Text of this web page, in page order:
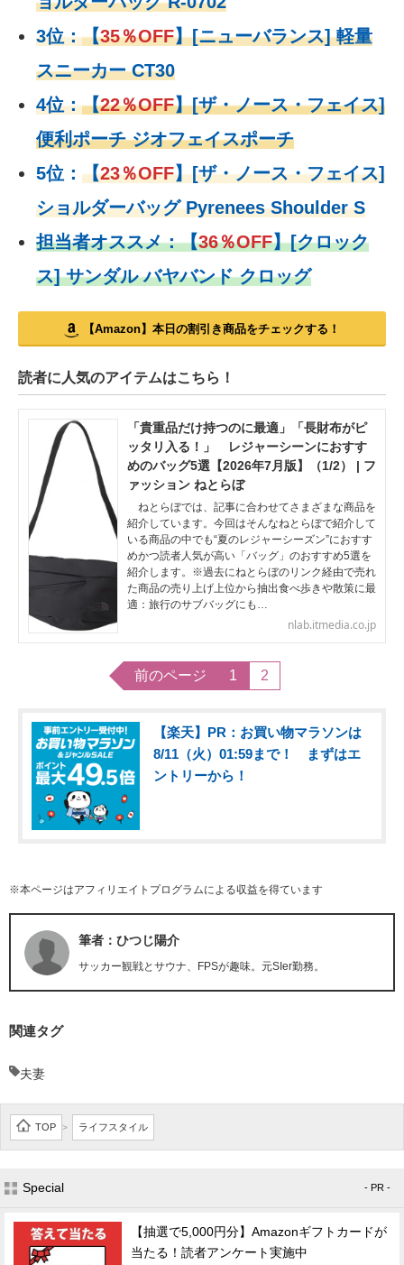
3位：【35％OFF】[ニューバランス] 軽量
スニーカー CT30
4位：【22％OFF】[ザ・ノース・フェイス]
便利ポーチ ジオフェイスポーチ
5位： 【23％OFF】[ザ・ノース・フェイス]
ショルダーバッグ Pyrenees Shoulder S
担当者オススメ：【36％OFF】[クロック
ス] サンダル バヤバンド クロッグ
【Amazon】本日の割引き商品をチェックする！
読者に人気のアイテムはこちら！
「貴重品だけ持つのに最適」「長財布がピ
ッタリ入る！」 レジャーシーンにおすす
めのバッグ5選【2026年7月版】（1/2） | フ
ァッション ねとらぼ
ねとらぼでは、記事に合わせてさまざまな商品を
紹介しています。今回はそんなねとらぼで紹介して
いる商品の中でも“夏のレジャーシーズン”におすす
めかつ読者人気が高い「バッグ」のおすすめ5選を
紹介します。※過去にねとらぼのリンク経由で売れ
た商品の売り上げ上位から抽出食べ歩きや散策に最
適：旅行のサブバッグにも…
nlab.itmedia.co.jp
前のページ 1 2
【楽天】PR：お買い物マラソンは
8/11（火）01:59まで！ まずはエ
ントリーから！
※本ページはアフィリエイトプログラムによる収益を得ています
筆者：ひつじ陽介
サッカー観戦とサウナ、FPSが趣味。元SIer勤務。
関連タグ
夫妻
TOP > ライフスタイル
Special - PR -
【抽選で5,000円分】Amazonギフトカードが
当たる！読者アンケート実施中